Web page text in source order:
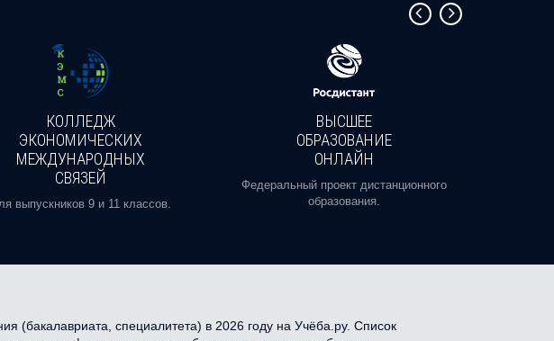
КОЛЛЕДЖ
ЭКОНОМИЧЕСКИХ
МЕЖДУНАРОДНЫХ
СВЯЗЕЙ
выпускников 9 и 11 классов.
ВЫСШЕЕ
ОБРАЗОВАНИЕ
ОНЛАЙН
Федеральный проект дистанционного
образования.
(бакалавриата, специалитета) в 2026 году на Учёба.ру. Список